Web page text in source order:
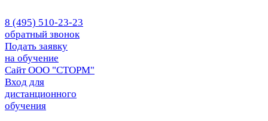
8 (495) 510-23-23
обратный звонок
Подать заявку
на обучение
Сайт ООО "СТОРМ"
Вход для
дистанционного
обучения